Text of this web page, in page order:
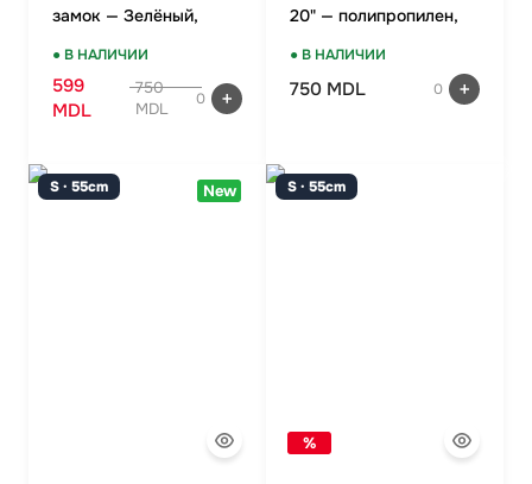
замок — Зелёный,
● В НАЛИЧИИ
599
MDL
750
MDL
0
20" — полипропилен,
● В НАЛИЧИИ
750 MDL 0
S · 55cm New S · 55cm
%